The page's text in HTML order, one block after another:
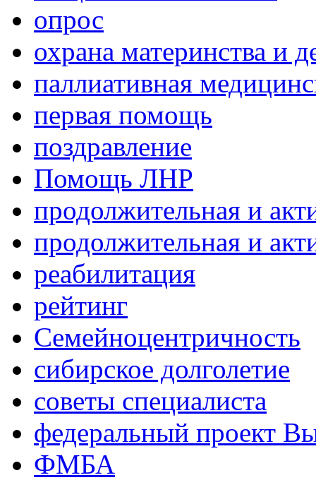
опрос
охрана материнства и
паллиативная
первая помощь
поздравление
Помощь ЛНР
продолжительная и
продолжительная и
реабилитация
рейтинг
Семейноцентричность
сибирское долголетие
советы специалиста
федеральный проект
ФМБА